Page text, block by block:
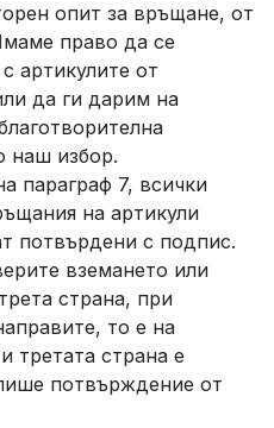
опит за връщане, от
право да се
артикулите от
да ги дарим на
наш избор.
параграф 7, всички
на артикули
потвърдени с подпис.
вземането или
страна, при
то е на
третата страна е
потвърждение от